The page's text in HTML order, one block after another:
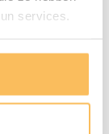
services.